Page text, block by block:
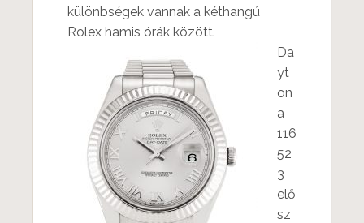
különbségek vannak a kéthangú
Rolex hamis órák között.
Da
yt
on
a
116
52
3
elő
sz